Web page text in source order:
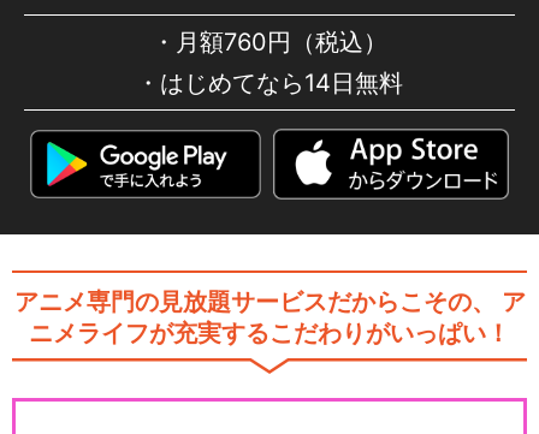
月額760円（税込）
はじめてなら14日無料
アニメ専門の見放題サービスだからこその、
ア
ニメライフが充実するこだわりがいっぱい！